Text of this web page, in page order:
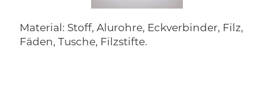
Material: Stoff, Alurohre, Eckverbinder, Filz,
Fäden, Tusche, Filzstifte.